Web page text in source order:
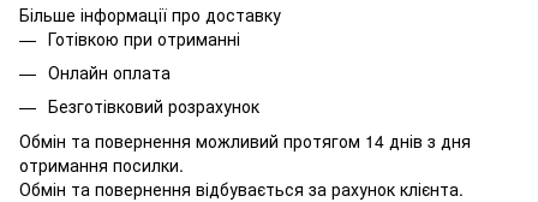
Більше інформації про доставку
Готівкою при отриманні
Онлайн оплата
Безготівковий розрахунок
Обмін та повернення можливий протягом 14 днів з дня
отримання посилки.
Обмін та повернення відбувається за рахунок клієнта.